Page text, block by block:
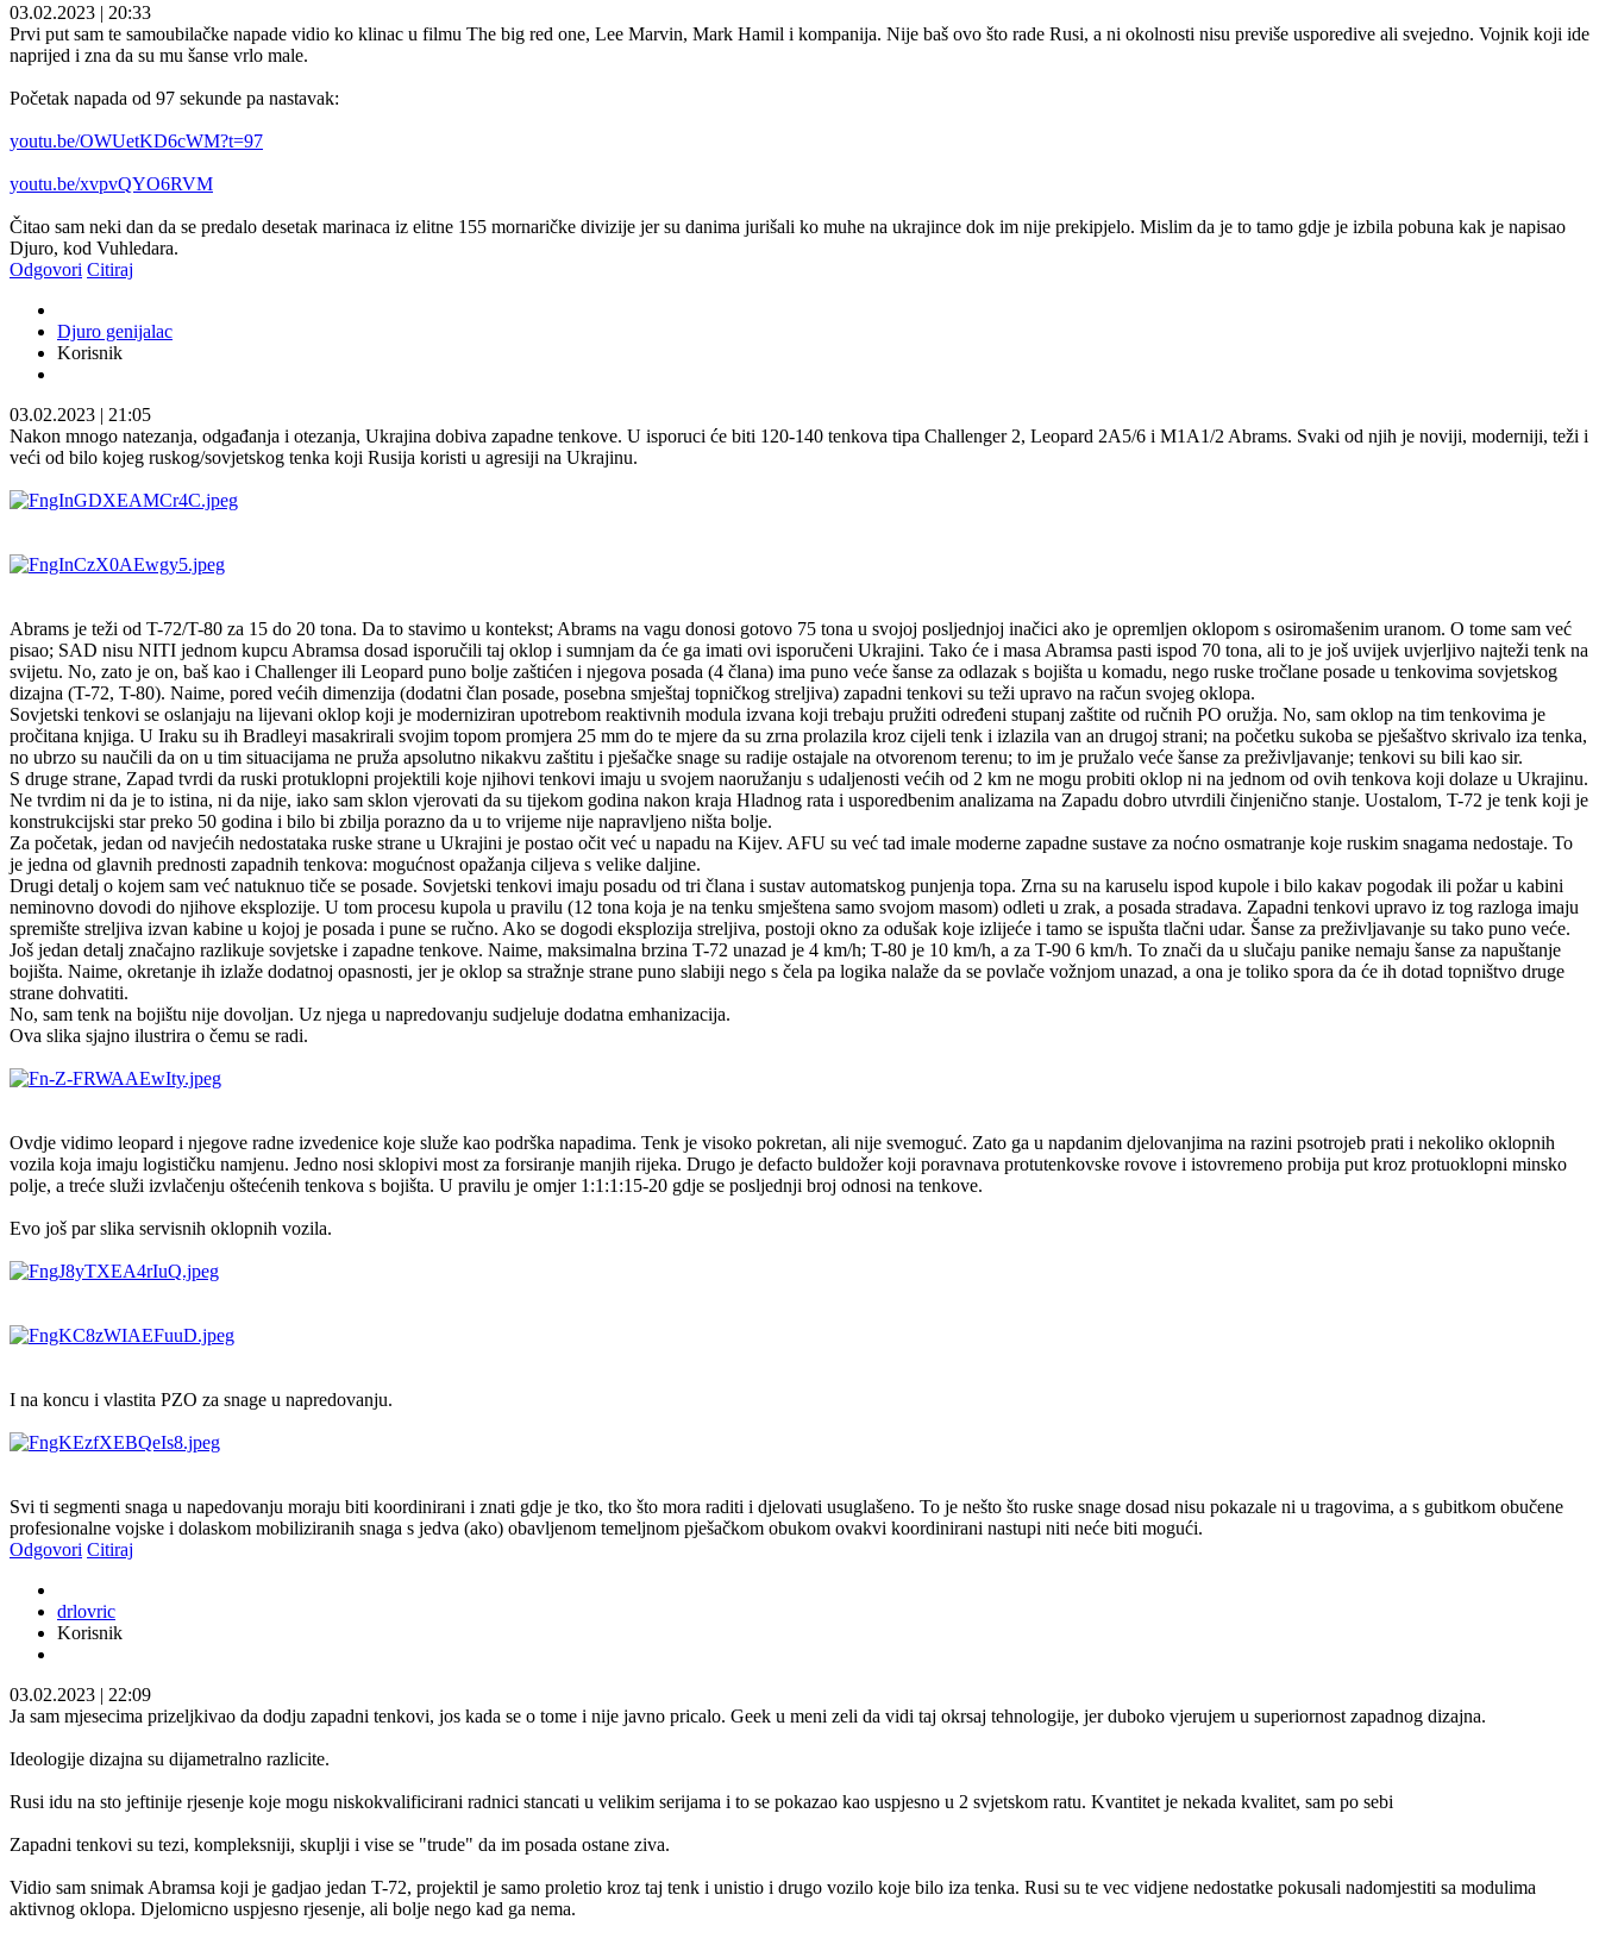
03.02.2023 | 20:33
Prvi put sam te samoubilačke napade vidio ko klinac u filmu The big red one, Lee Marvin, Mark Hamil i kompanija. Nije baš ovo što rade Rusi, a ni okolnosti nisu previše usporedive ali svejedno. Vojnik koji ide
naprijed i zna da su mu šanse vrlo male.
Početak napada od 97 sekunde pa nastavak:
youtu.be/OWUetKD6cWM?t=97
youtu.be/xvpvQYO6RVM
Čitao sam neki dan da se predalo desetak marinaca iz elitne 155 mornaričke divizije jer su danima jurišali ko muhe na ukrajince dok im nije prekipjelo. Mislim da je to tamo gdje je izbila pobuna kak je napisao
Djuro, kod Vuhledara.
Odgovori Citiraj
Djuro genijalac
Korisnik
03.02.2023 | 21:05
Nakon mnogo natezanja, odgađanja i otezanja, Ukrajina dobiva zapadne tenkove. U isporuci će biti 120-140 tenkova tipa Challenger 2, Leopard 2A5/6 i M1A1/2 Abrams. Svaki od njih je noviji, moderniji, teži i
veći od bilo kojeg ruskog/sovjetskog tenka koji Rusija koristi u agresiji na Ukrajinu.
Abrams je teži od T-72/T-80 za 15 do 20 tona. Da to stavimo u kontekst; Abrams na vagu donosi gotovo 75 tona u svojoj posljednjoj inačici ako je opremljen oklopom s osiromašenim uranom. O tome sam već
pisao; SAD nisu NITI jednom kupcu Abramsa dosad isporučili taj oklop i sumnjam da će ga imati ovi isporučeni Ukrajini. Tako će i masa Abramsa pasti ispod 70 tona, ali to je još uvijek uvjerljivo najteži tenk na
svijetu. No, zato je on, baš kao i Challenger ili Leopard puno bolje zaštićen i njegova posada (4 člana) ima puno veće šanse za odlazak s bojišta u komadu, nego ruske tročlane posade u tenkovima sovjetskog
dizajna (T-72, T-80). Naime, pored većih dimenzija (dodatni član posade, posebna smještaj topničkog streljiva) zapadni tenkovi su teži upravo na račun svojeg oklopa.
Sovjetski tenkovi se oslanjaju na lijevani oklop koji je moderniziran upotrebom reaktivnih modula izvana koji trebaju pružiti određeni stupanj zaštite od ručnih PO oružja. No, sam oklop na tim tenkovima je
pročitana knjiga. U Iraku su ih Bradleyi masakrirali svojim topom promjera 25 mm do te mjere da su zrna prolazila kroz cijeli tenk i izlazila van an drugoj strani; na početku sukoba se pješaštvo skrivalo iza tenka,
no ubrzo su naučili da on u tim situacijama ne pruža apsolutno nikakvu zaštitu i pješačke snage su radije ostajale na otvorenom terenu; to im je pružalo veće šanse za preživljavanje; tenkovi su bili kao sir.
S druge strane, Zapad tvrdi da ruski protuklopni projektili koje njihovi tenkovi imaju u svojem naoružanju s udaljenosti većih od 2 km ne mogu probiti oklop ni na jednom od ovih tenkova koji dolaze u Ukrajinu.
Ne tvrdim ni da je to istina, ni da nije, iako sam sklon vjerovati da su tijekom godina nakon kraja Hladnog rata i usporedbenim analizama na Zapadu dobro utvrdili činjenično stanje. Uostalom, T-72 je tenk koji je
konstrukcijski star preko 50 godina i bilo bi zbilja porazno da u to vrijeme nije napravljeno ništa bolje.
Za početak, jedan od navjećih nedostataka ruske strane u Ukrajini je postao očit već u napadu na Kijev. AFU su već tad imale moderne zapadne sustave za noćno osmatranje koje ruskim snagama nedostaje. To
je jedna od glavnih prednosti zapadnih tenkova: mogućnost opažanja ciljeva s velike daljine.
Drugi detalj o kojem sam već natuknuo tiče se posade. Sovjetski tenkovi imaju posadu od tri člana i sustav automatskog punjenja topa. Zrna su na karuselu ispod kupole i bilo kakav pogodak ili požar u kabini
neminovno dovodi do njihove eksplozije. U tom procesu kupola u pravilu (12 tona koja je na tenku smještena samo svojom masom) odleti u zrak, a posada stradava. Zapadni tenkovi upravo iz tog razloga imaju
spremište streljiva izvan kabine u kojoj je posada i pune se ručno. Ako se dogodi eksplozija streljiva, postoji okno za odušak koje izlijeće i tamo se ispušta tlačni udar. Šanse za preživljavanje su tako puno veće.
Još jedan detalj značajno razlikuje sovjetske i zapadne tenkove. Naime, maksimalna brzina T-72 unazad je 4 km/h; T-80 je 10 km/h, a za T-90 6 km/h. To znači da u slučaju panike nemaju šanse za napuštanje
bojišta. Naime, okretanje ih izlaže dodatnoj opasnosti, jer je oklop sa stražnje strane puno slabiji nego s čela pa logika nalaže da se povlače vožnjom unazad, a ona je toliko spora da će ih dotad topništvo druge
strane dohvatiti.
No, sam tenk na bojištu nije dovoljan. Uz njega u napredovanju sudjeluje dodatna emhanizacija.
Ova slika sjajno ilustrira o čemu se radi.
Ovdje vidimo leopard i njegove radne izvedenice koje služe kao podrška napadima. Tenk je visoko pokretan, ali nije svemoguć. Zato ga u napdanim djelovanjima na razini psotrojeb prati i nekoliko oklopnih
vozila koja imaju logističku namjenu. Jedno nosi sklopivi most za forsiranje manjih rijeka. Drugo je defacto buldožer koji poravnava protutenkovske rovove i istovremeno probija put kroz protuoklopni minsko
polje, a treće služi izvlačenju oštećenih tenkova s bojišta. U pravilu je omjer 1:1:1:15-20 gdje se posljednji broj odnosi na tenkove.
Evo još par slika servisnih oklopnih vozila.
I na koncu i vlastita PZO za snage u napredovanju.
Svi ti segmenti snaga u napedovanju moraju biti koordinirani i znati gdje je tko, tko što mora raditi i djelovati usuglašeno. To je nešto što ruske snage dosad nisu pokazale ni u tragovima, a s gubitkom obučene
profesionalne vojske i dolaskom mobiliziranih snaga s jedva (ako) obavljenom temeljnom pješačkom obukom ovakvi koordinirani nastupi niti neće biti mogući.
Odgovori Citiraj
drlovric
Korisnik
03.02.2023 | 22:09
Ja sam mjesecima prizeljkivao da dodju zapadni tenkovi, jos kada se o tome i nije javno pricalo. Geek u meni zeli da vidi taj okrsaj tehnologije, jer duboko vjerujem u superiornost zapadnog dizajna.
Ideologije dizajna su dijametralno razlicite.
Rusi idu na sto jeftinije rjesenje koje mogu niskokvalificirani radnici stancati u velikim serijama i to se pokazao kao uspjesno u 2 svjetskom ratu. Kvantitet je nekada kvalitet, sam po sebi
Zapadni tenkovi su tezi, kompleksniji, skuplji i vise se "trude" da im posada ostane ziva.
Vidio sam snimak Abramsa koji je gadjao jedan T-72, projektil je samo proletio kroz taj tenk i unistio i drugo vozilo koje bilo iza tenka. Rusi su te vec vidjene nedostatke pokusali nadomjestiti sa modulima
aktivnog oklopa. Djelomicno uspjesno rjesenje, ali bolje nego kad ga nema.